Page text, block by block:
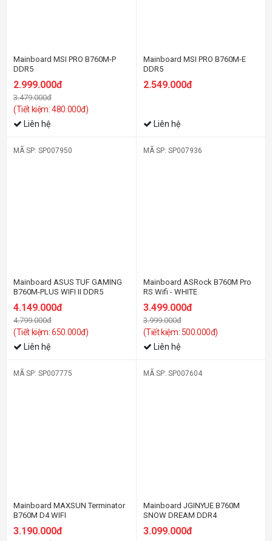
Mainboard MSI PRO B760M-P
DDR5
2.999.000đ
3.479.000đ
(Tiết kiệm: 480.000đ)
Liên hệ
Mainboard MSI PRO B760M-E
DDR5
2.549.000đ
Liên hệ
MÃ SP: SP007950
Mainboard ASUS TUF GAMING
B760M-PLUS WIFI II DDR5
4.149.000đ
4.799.000đ
(Tiết kiệm: 650.000đ)
Liên hệ
MÃ SP: SP007936
Mainboard ASRock B760M Pro
RS Wifi - WHITE
3.499.000đ
3.999.000đ
(Tiết kiệm: 500.000đ)
Liên hệ
MÃ SP: SP007775
Mainboard MAXSUN Terminator
B760M D4 WIFI
3.190.000đ
MÃ SP: SP007604
Mainboard JGINYUE B760M
SNOW DREAM DDR4
3.099.000đ